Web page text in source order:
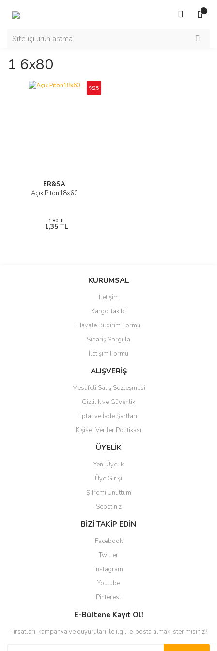
1 6x80
ER&SA
Açık Piton18x60
%25
1,80 TL
1,35 TL
KURUMSAL
İletişim
Kargo Takibi
Havale Bildirim Formu
Sipariş Sorgula
İletişim Formu
ALIŞVERİŞ
Mesafeli Satış Sözleşmesi
Gizlilik ve Güvenlik
İptal ve İade Şartları
Kişisel Veriler Politikası
ÜYELİK
Yeni Üyelik
Üye Girişi
Şifremi Unuttum
Sepetiniz
BİZİ TAKİP EDİN
Facebook
Twitter
Instagram
Youtube
Pinterest
E-Bültene Kayıt Ol!
Fırsatları, kampanya ve duyuruları ile ilgili e-posta almak ister misiniz?